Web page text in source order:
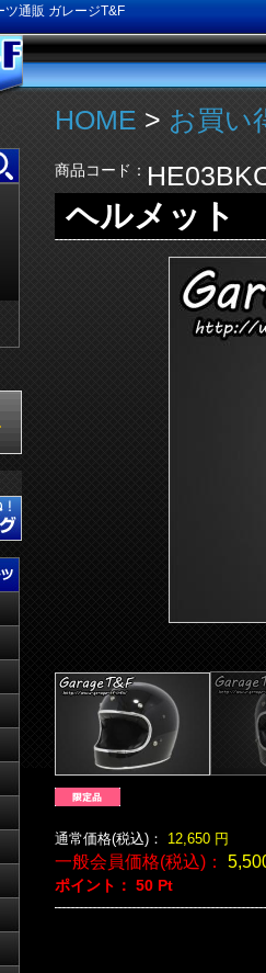
ツ通販 ガレージT&F
HOME > お買い
商品コード：
ヘルメット
通常価格(税込)： 12,650 円
一般会員価格(税込)：
ポイント： 50 Pt